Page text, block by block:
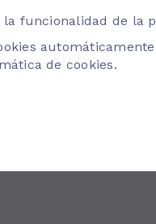
funcionalidad de la
de cookies.